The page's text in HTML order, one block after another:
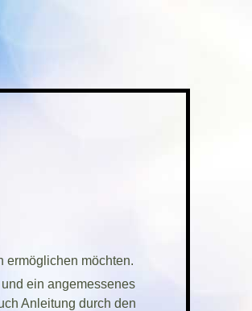
ermöglichen möchten.
ein angemessenes
Anleitung durch den